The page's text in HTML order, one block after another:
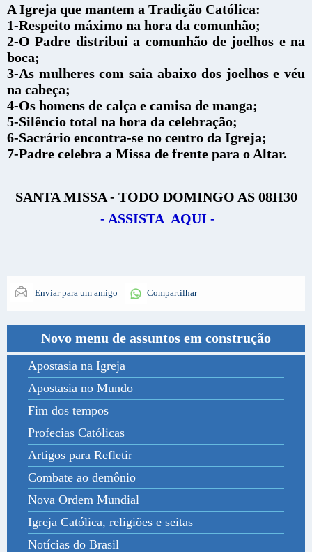
A Igreja que mantem a Tradição Católica:
1-Respeito máximo na hora da comunhão;
2-O Padre distribui a comunhão de joelhos e na
boca;
3-As mulheres com saia abaixo dos joelhos e véu
na cabeça;
4-Os homens de calça e camisa de manga;
5-Silêncio total na hora da celebração;
6-Sacrário encontra-se no centro da Igreja;
7-Padre celebra a Missa de frente para o Altar.
SANTA MISSA - TODO DOMINGO AS 08H30
- ASSISTA AQUI -
Enviar para um amigo Compartilhar
Novo menu de assuntos em construção
Apostasia na Igreja
Apostasia no Mundo
Fim dos tempos
Profecias Católicas
Artigos para Refletir
Combate ao demônio
Nova Ordem Mundial
Igreja Católica, religiões e seitas
Notícias do Brasil